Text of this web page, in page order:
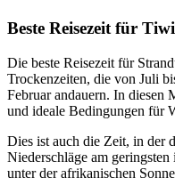
Beste Reisezeit für
Die beste Reisezeit für
Trockenzeiten, die von Juli
Februar andauern. In diesen
und ideale Bedingungen für
Dies ist auch die Zeit, in der
Niederschläge am
unter der afrikanischen